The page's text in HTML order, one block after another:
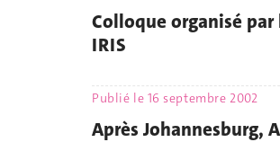
Colloque organisé
IRIS
Publié le 16 septembre 2002
Après Johannesburg,